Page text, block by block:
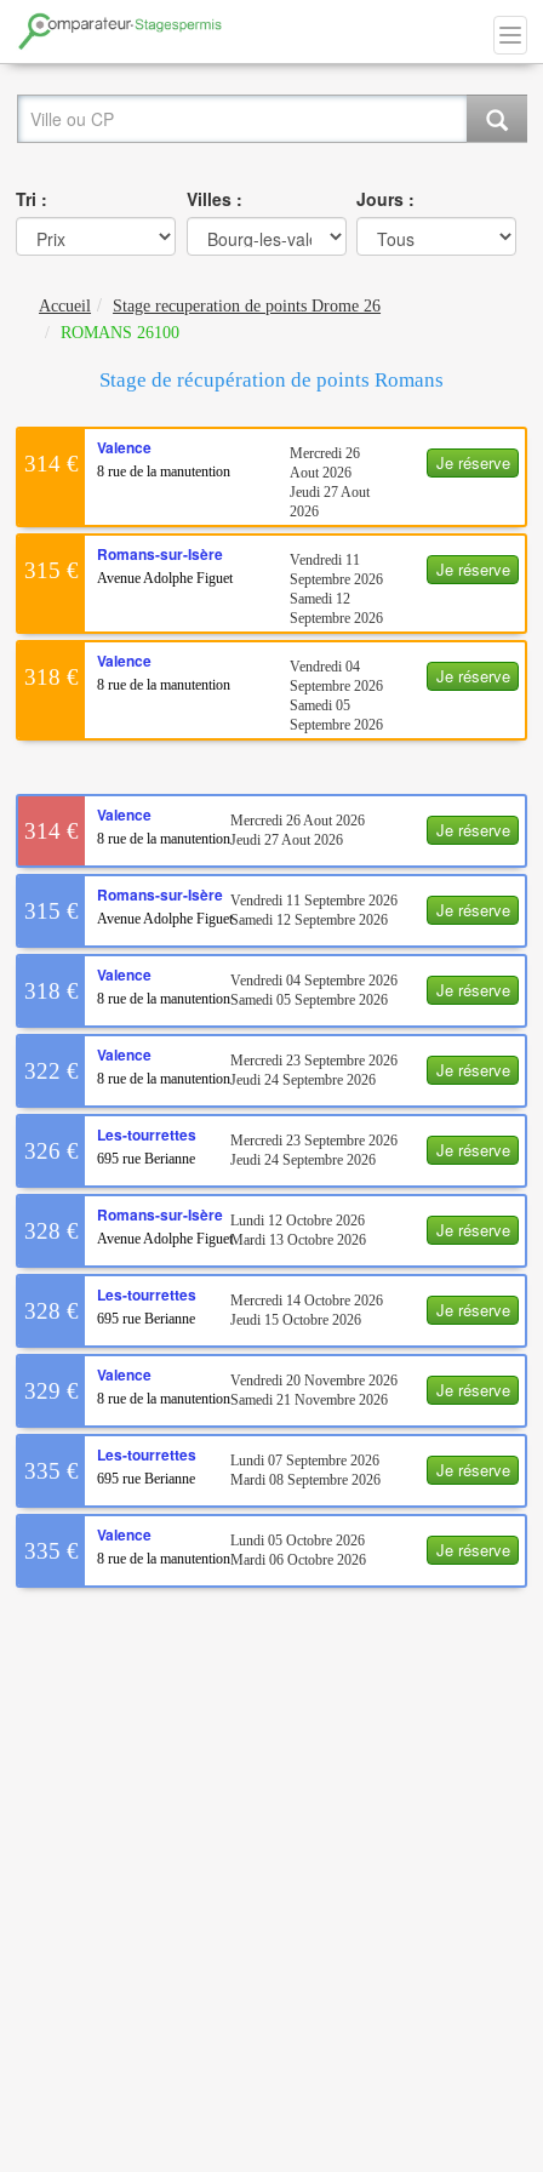
Tri : Villes : Jours :
Accueil
Stage recuperation de points Drome 26
ROMANS 26100
Stage de récupération de points Romans
Je réserve
314 €
Valence
8 rue de la manutention
Mercredi 26
Aout 2026
Jeudi 27 Aout
2026
Je réserve
315 €
Romans-sur-Isère
Avenue Adolphe Figuet
Vendredi 11
Septembre 2026
Samedi 12
Septembre 2026
Je réserve
318 €
Valence
8 rue de la manutention
Vendredi 04
Septembre 2026
Samedi 05
Septembre 2026
Je réserve
314 €
Valence
8 rue de la manutention
Mercredi 26 Aout 2026
Jeudi 27 Aout 2026
Je réserve
315 €
Romans-sur-Isère
Avenue Adolphe Figuet
Vendredi 11 Septembre 2026
Samedi 12 Septembre 2026
Je réserve
318 €
Valence
8 rue de la manutention
Vendredi 04 Septembre 2026
Samedi 05 Septembre 2026
Je réserve
322 €
Valence
8 rue de la manutention
Mercredi 23 Septembre 2026
Jeudi 24 Septembre 2026
Je réserve
326 €
Les-tourrettes
695 rue Berianne
Mercredi 23 Septembre 2026
Jeudi 24 Septembre 2026
Je réserve
328 €
Romans-sur-Isère
Avenue Adolphe Figuet
Lundi 12 Octobre 2026
Mardi 13 Octobre 2026
Je réserve
328 €
Les-tourrettes
695 rue Berianne
Mercredi 14 Octobre 2026
Jeudi 15 Octobre 2026
Je réserve
329 €
Valence
8 rue de la manutention
Vendredi 20 Novembre 2026
Samedi 21 Novembre 2026
Je réserve
335 €
Les-tourrettes
695 rue Berianne
Lundi 07 Septembre 2026
Mardi 08 Septembre 2026
Je réserve
335 €
Valence
8 rue de la manutention
Lundi 05 Octobre 2026
Mardi 06 Octobre 2026